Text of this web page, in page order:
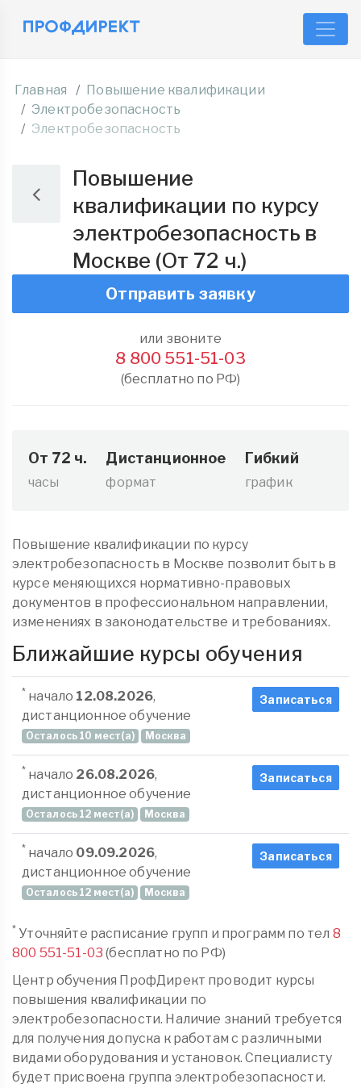
Главная
Повышение квалификации
Электробезопасность
Электробезопасность
Повышение
квалификации по курсу
электробезопасность в
Москве (От 72 ч.)
Отправить заявку
или звоните
8 800 551-51-03
(бесплатно по РФ)
От 72 ч.
часы
Дистанционное
формат
Гибкий
график
Повышение квалификации по курсу
электробезопасность в Москве позволит быть в
курсе меняющихся нормативно-правовых
документов в профессиональном направлении,
изменениях в законодательстве и требованиях.
Ближайшие курсы обучения
* начало 12.08.2026,
дистанционное обучение
Осталось 10 мест(а) Москва
Записаться
* начало 26.08.2026,
дистанционное обучение
Осталось 12 мест(а) Москва
Записаться
* начало 09.09.2026,
дистанционное обучение
Осталось 12 мест(а) Москва
Записаться
* Уточняйте расписание групп и программ по тел 8
800 551-51-03 (бесплатно по РФ)
Центр обучения ПрофДирект проводит курсы
повышения квалификации по
электробезопасности. Наличие знаний требуется
для получения допуска к работам с различными
видами оборудования и установок. Специалисту
будет присвоена группа электробезопасности.